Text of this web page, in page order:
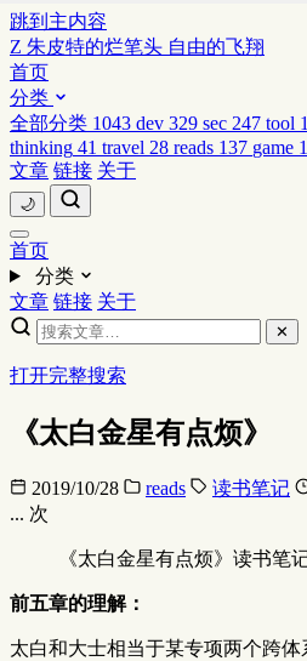
跳到主内容
Z 朱皮特的烂笔头 自由的飞翔
首页
分类
全部分类 1043 dev 329 sec 247 tool
thinking 41 travel 28 reads 137 game
文章 链接 关于
🌙
首页
分类
文章 链接 关于
✕
打开完整搜索
《太白金星有点烦》
2019/10/28 reads 读书笔记
... 次
《太白金星有点烦》读书笔
前五章的理解：
太白和大士相当于某专项两个跨